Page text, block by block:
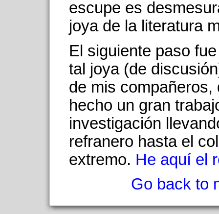
escupe es
joya de la literatura
El siguiente paso
tal joya (de
de mis compañeros,
hecho un gran
investigación
refranero hasta el
extremo. He aquí el
Go back to